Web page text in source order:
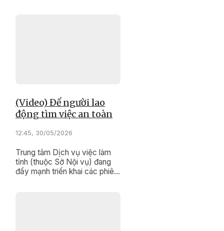
(Video) Để người lao
động tìm việc an toàn
12:45, 30/05/2026
Trung tâm Dịch vụ việc làm
tỉnh (thuộc Sở Nội vụ) đang
đẩy mạnh triển khai các phiên